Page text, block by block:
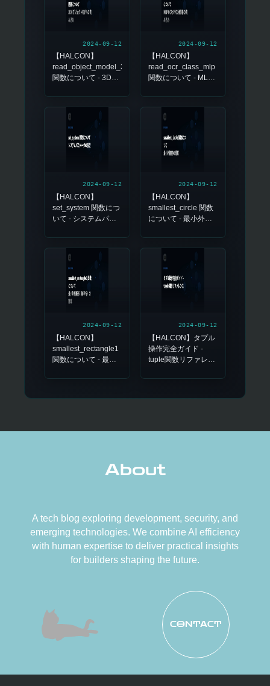
2024-09-12
【HALCON】
read_object_model_3d
関数について - 3Dオ
読み込み
2024-09-12
【HALCON】
read_ocr_class_mlp
関数について - MLP
読み込み
2024-09-12
【HALCON】
set_system 関数につ
いて - システムパラ
2024-09-12
【HALCON】
smallest_circle 関数
について - 最小外接
2024-09-12
【HALCON】
smallest_rectangle1
関数について - 最小
の計算
2024-09-12
【HALCON】タプル
操作完全ガイド -
tuple関数リファレン
About
A tech blog exploring development, security, and
emerging technologies. We combine AI efficiency
with human expertise to deliver practical insights
for builders shaping the future.
CONTACT